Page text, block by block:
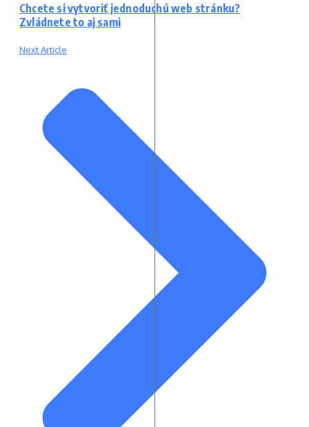
Chcete si vytvoriť jednoduchú web stránku?
Zvládnete to aj sami
Next Article